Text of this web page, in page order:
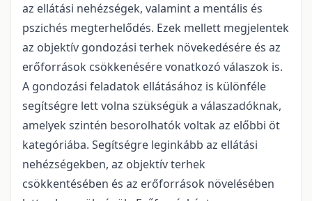
az ellátási nehézségek, valamint a mentális és
pszichés megterhelődés. Ezek mellett megjelentek
az objektív gondozási terhek növekedésére és az
erőforrások csökkenésére vonatkozó válaszok is.
A gondozási feladatok ellátásához is különféle
segítségre lett volna szükségük a válaszadóknak,
amelyek szintén besorolhatók voltak az előbbi öt
kategóriába. Segítségre leginkább az ellátási
nehézségekben, az objektív terhek
csökkentésében és az erőforrások növelésében